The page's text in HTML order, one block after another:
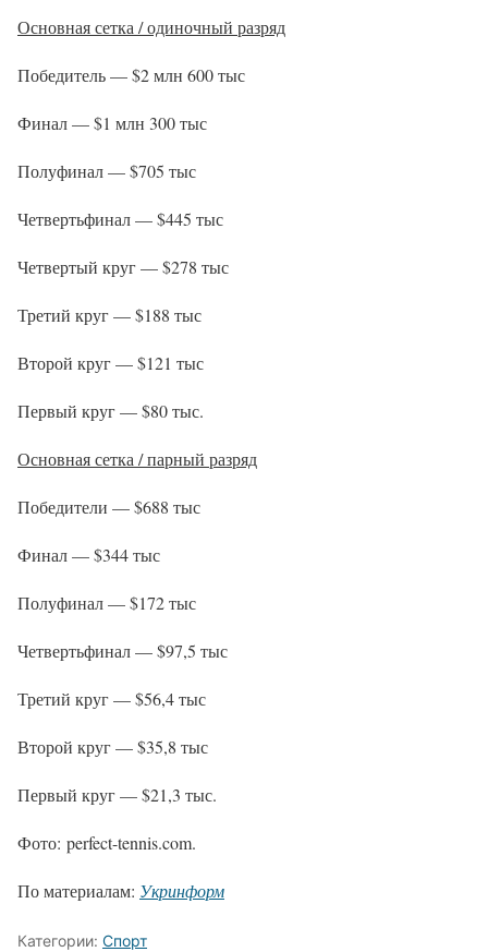
Основная сетка / одиночный разряд
Победитель — $2 млн 600 тыс
Финал — $1 млн 300 тыс
Полуфинал — $705 тыс
Четвертьфинал — $445 тыс
Четвертый круг — $278 тыс
Третий круг — $188 тыс
Второй круг — $121 тыс
Первый круг — $80 тыс.
Основная сетка / парный разряд
Победители — $688 тыс
Финал — $344 тыс
Полуфинал — $172 тыс
Четвертьфинал — $97,5 тыс
Третий круг — $56,4 тыс
Второй круг — $35,8 тыс
Первый круг — $21,3 тыс.
Фото: perfect-tennis.com.
По материалам: Укринформ
Категории: Спорт